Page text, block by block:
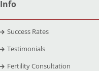
Info
Success Rates
Testimonials
Fertility Consultation